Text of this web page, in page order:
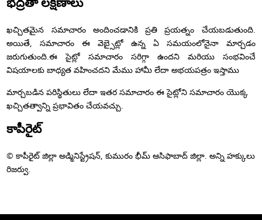
భద్రతా లక్షణాలు
ఖచ్చితమైన సమాచారం అందించడానికి ప్రతి ప్రయత్నం చేయబడుతుంది.
అయితే, సమాచారం ఈ వెబ్సైట్లో ఉన్న ఏ సమయంలోనైనా మార్చడం
జరుగుతుంది.ఈ సైట్లో సమాచారం సరిగ్గా ఉందని మరియు సంభవించే
విషయాలకు బాధ్యత వహించదని మేము హామీ లేదా అభయపత్రం ఇస్తాము
మార్చబడిన పరిస్థితులు లేదా ఇతర సమాచారం ఈ సైట్లోని సమాచారం యొక్క
ఖచ్చితత్వాన్ని ప్రభావితం చేయవచ్చు.
కాపీరైట్
© కాపీరైట్ జిల్లా అడ్మినిస్ట్రేషన్, కుమురం భీమ్ ఆసిఫాబాద్ జిల్లా. అన్ని హక్కులు
రిజర్వు.